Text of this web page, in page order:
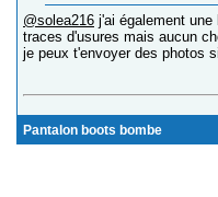
@solea216 j'ai également
traces d'usures mais aucun
je peux t'envoyer des photos
Pantalon boots bombe